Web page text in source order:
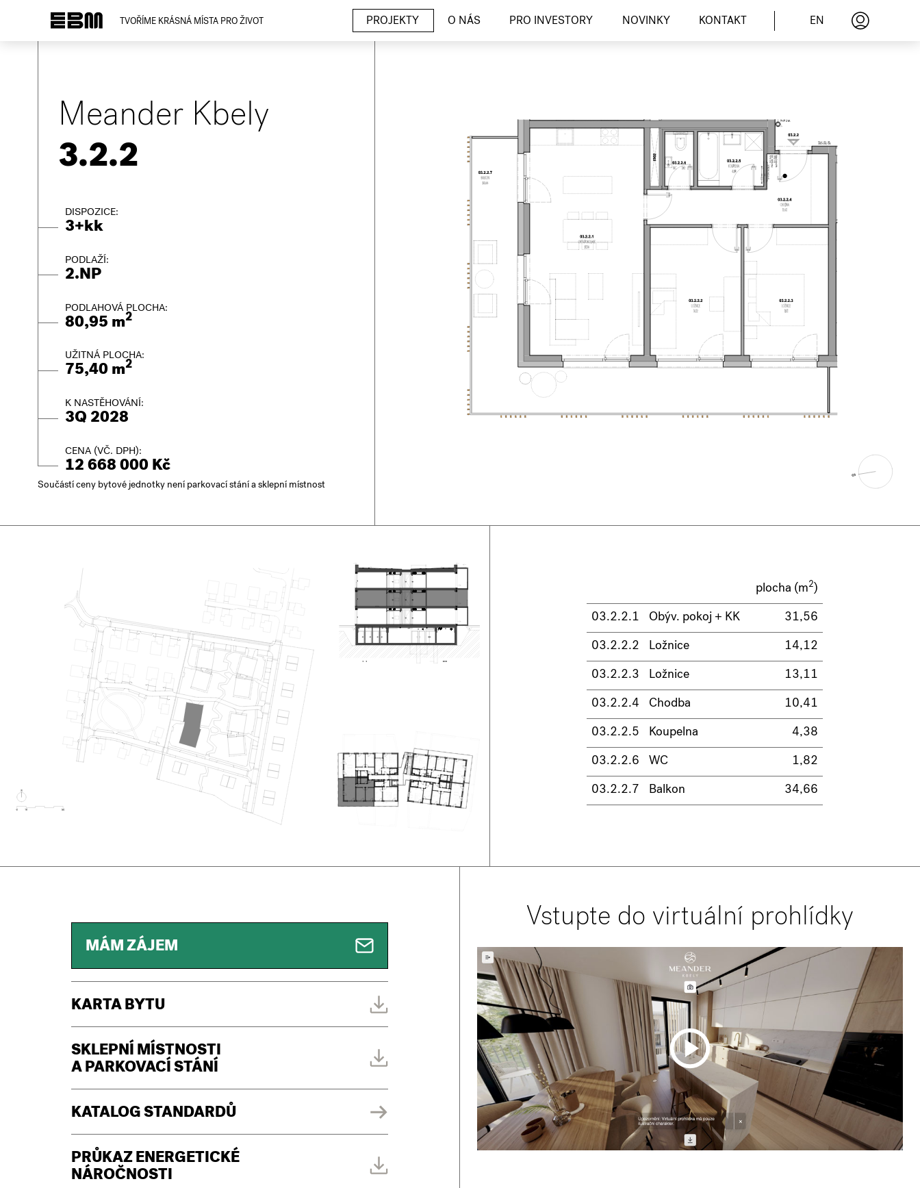
TVOŘÍME KRÁSNÁ MÍSTA PRO ŽIVOT PROJEKTY O NÁS PRO INVESTORY NOVINKY KONTAKT EN
Meander Kbely
3.2.2
DISPOZICE:
3+kk
PODLAŽÍ:
2.NP
PODLAHOVÁ PLOCHA:
80,95 m2
UŽITNÁ PLOCHA:
75,40 m2
K NASTĚHOVÁNÍ:
3Q 2028
CENA (VČ. DPH):
12 668 000 Kč
Součástí ceny bytové jednotky není parkovací stání a sklepní místnost
MÁM ZÁJEM
KARTA BYTU
SKLEPNÍ MÍSTNOSTI
A PARKOVACÍ STÁNÍ
KATALOG STANDARDŮ
PRŮKAZ ENERGETICKÉ
NÁROČNOSTI
Vstupte do virtuální prohlídky
plocha (m2)
03.2.2.1 Obýv. pokoj + KK 31,56
03.2.2.2 Ložnice 14,12
03.2.2.3 Ložnice 13,11
03.2.2.4 Chodba 10,41
03.2.2.5 Koupelna 4,38
03.2.2.6 WC 1,82
03.2.2.7 Balkon 34,66